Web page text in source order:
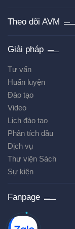
Theo dõi AVM
Giải pháp
Tư vấn
Huấn luyện
Đào tạo
Video
Lịch đào tạo
Phân tích dầu
Dịch vụ
Thư viện Sách
Sự kiện
Fanpage